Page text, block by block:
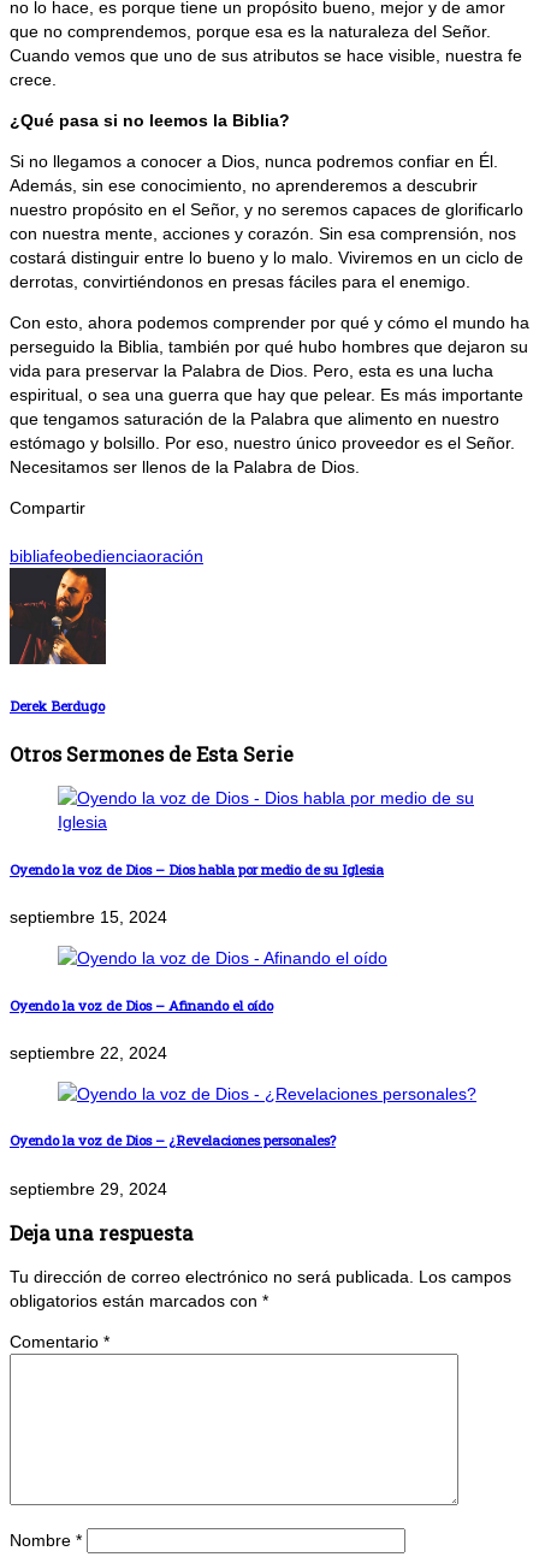
no lo hace, es porque tiene un propósito bueno, mejor y de amor
que no comprendemos, porque esa es la naturaleza del Señor.
Cuando vemos que uno de sus atributos se hace visible, nuestra fe
crece.
¿Qué pasa si no leemos la Biblia?
Si no llegamos a conocer a Dios, nunca podremos confiar en Él.
Además, sin ese conocimiento, no aprenderemos a descubrir
nuestro propósito en el Señor, y no seremos capaces de glorificarlo
con nuestra mente, acciones y corazón. Sin esa comprensión, nos
costará distinguir entre lo bueno y lo malo. Viviremos en un ciclo de
derrotas, convirtiéndonos en presas fáciles para el enemigo.
Con esto, ahora podemos comprender por qué y cómo el mundo ha
perseguido la Biblia, también por qué hubo hombres que dejaron su
vida para preservar la Palabra de Dios. Pero, esta es una lucha
espiritual, o sea una guerra que hay que pelear. Es más importante
que tengamos saturación de la Palabra que alimento en nuestro
estómago y bolsillo. Por eso, nuestro único proveedor es el Señor.
Necesitamos ser llenos de la Palabra de Dios.
Compartir
bibliafeobedienciaoración
Derek Berdugo
Otros Sermones de Esta Serie
Oyendo la voz de Dios – Dios habla por medio de su Iglesia
septiembre 15, 2024
Oyendo la voz de Dios – Afinando el oído
septiembre 22, 2024
Oyendo la voz de Dios – ¿Revelaciones personales?
septiembre 29, 2024
Deja una respuesta
Tu dirección de correo electrónico no será publicada. Los campos
obligatorios están marcados con *
Comentario *
Nombre *